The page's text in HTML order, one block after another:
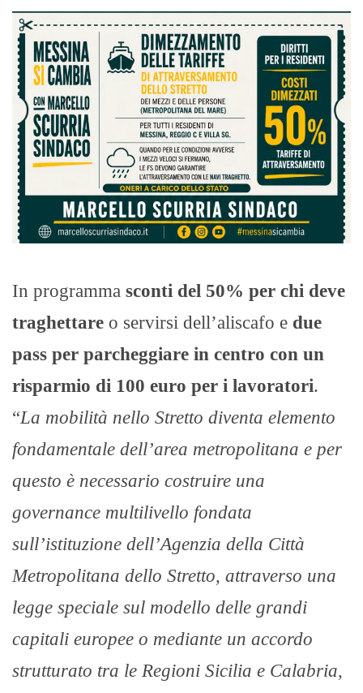
In programma sconti del 50% per chi deve
traghettare o servirsi dell’aliscafo e due
pass per parcheggiare in centro con un
risparmio di 100 euro per i lavoratori.
“La mobilità nello Stretto diventa elemento
fondamentale dell’area metropolitana e per
questo è necessario costruire una
governance multilivello fondata
sull’istituzione dell’Agenzia della Città
Metropolitana dello Stretto, attraverso una
legge speciale sul modello delle grandi
capitali europee o mediante un accordo
strutturato tra le Regioni Sicilia e Calabria,